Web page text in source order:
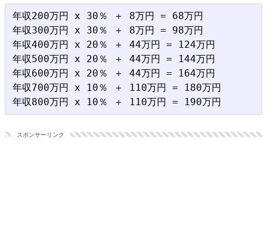
年収200万円 x 30％ ＋ 8万円 = 68万円
年収300万円 x 30％ ＋ 8万円 = 98万円
年収400万円 x 20％ ＋ 44万円 = 124万円
年収500万円 x 20％ ＋ 44万円 = 144万円
年収600万円 x 20％ ＋ 44万円 = 164万円
年収700万円 x 10％ ＋ 110万円 = 180万円
スポンサーリンク